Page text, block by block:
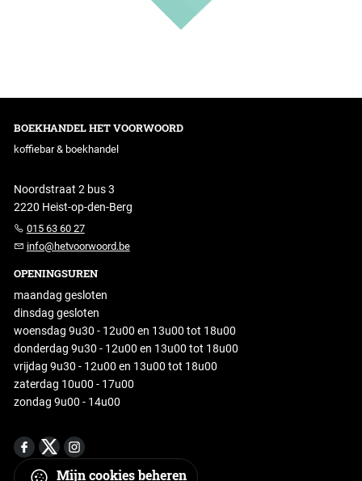
BOEKHANDEL HET VOORWOORD
koffiebar & boekhandel
Noordstraat 2 bus 3
2220 Heist-op-den-Berg
015 63 60 27
info@hetvoorwoord.be
OPENINGSUREN
maandag gesloten
dinsdag gesloten
woensdag 9u30 - 12u00 en 13u00 tot 18u00
donderdag 9u30 - 12u00 en 13u00 tot 18u00
vrijdag 9u30 - 12u00 en 13u00 tot 18u00
zaterdag 10u00 - 17u00
zondag 9u00 - 14u00
Mijn cookies beheren